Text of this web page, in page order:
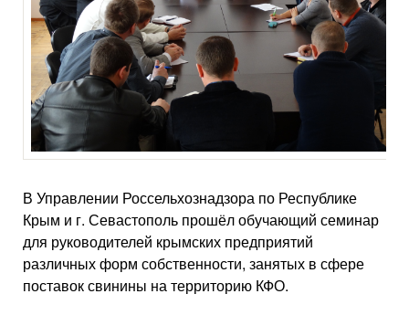
В Управлении Россельхознадзора по Республике
Крым и г. Севастополь прошёл обучающий семинар
для руководителей крымских предприятий
различных форм собственности, занятых в сфере
поставок свинины на территорию КФО.